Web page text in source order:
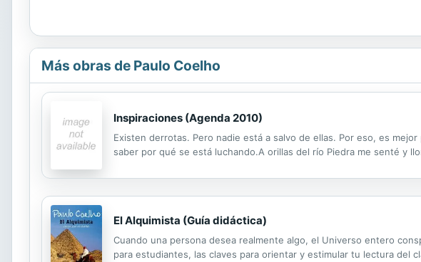
Más obras de Paulo Coelho
Inspiraciones (Agenda 2010)
Existen derrotas. Pero nadie está a salvo de ellas. Por eso, es
saber por qué se está luchando.A orillas del río Piedra me senté y
El Alquimista (Guía didáctica)
Cuando una persona desea realmente algo, el Universo entero
para estudiantes, las claves para orientar y estimular tu lectura del